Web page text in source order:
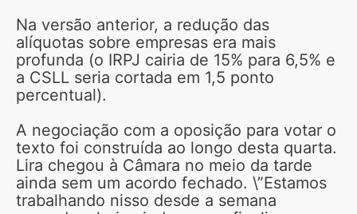
Na versão anterior, a redução das
alíquotas sobre empresas era mais
profunda (o IRPJ cairia de 15% para 6,5% e
a CSLL seria cortada em 1,5 ponto
percentual).
A negociação com a oposição para votar o
texto foi construída ao longo desta quarta.
Lira chegou à Câmara no meio da tarde
ainda sem um acordo fechado. \”Estamos
trabalhando nisso desde a semana